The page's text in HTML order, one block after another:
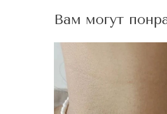
Вам могут